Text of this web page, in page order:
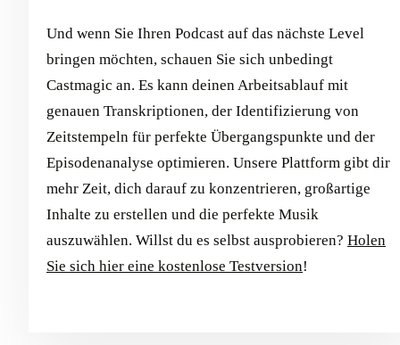
Und wenn Sie Ihren Podcast auf das nächste Level
bringen möchten, schauen Sie sich unbedingt
Castmagic an. Es kann deinen Arbeitsablauf mit
genauen Transkriptionen, der Identifizierung von
Zeitstempeln für perfekte Übergangspunkte und der
Episodenanalyse optimieren. Unsere Plattform gibt dir
mehr Zeit, dich darauf zu konzentrieren, großartige
Inhalte zu erstellen und die perfekte Musik
auszuwählen. Willst du es selbst ausprobieren? Holen
Sie sich hier eine kostenlose Testversion!